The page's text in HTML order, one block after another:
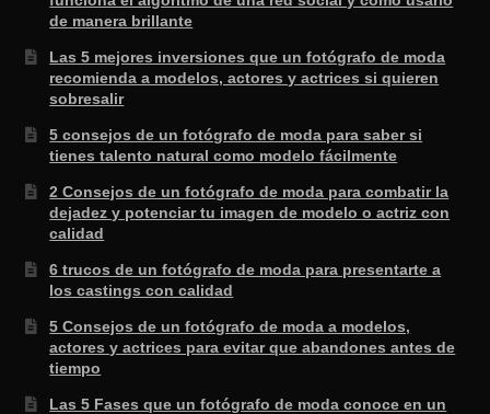
de manera brillante
Las 5 mejores inversiones que un fotógrafo de moda
recomienda a modelos, actores y actrices si quieren
sobresalir
5 consejos de un fotógrafo de moda para saber si
tienes talento natural como modelo fácilmente
2 Consejos de un fotógrafo de moda para combatir la
dejadez y potenciar tu imagen de modelo o actriz con
calidad
6 trucos de un fotógrafo de moda para presentarte a
los castings con calidad
5 Consejos de un fotógrafo de moda a modelos,
actores y actrices para evitar que abandones antes de
tiempo
Las 5 Fases que un fotógrafo de moda conoce en un